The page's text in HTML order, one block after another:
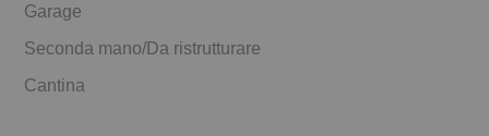
Garage
Seconda mano/Da ristrutturare
Cantina